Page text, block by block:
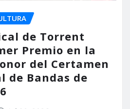
de Torrent
Premio en la
del Certamen
de Bandas de